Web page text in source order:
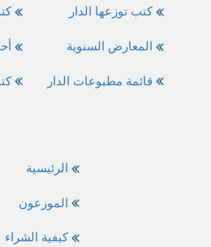
كتب توزعها الدار
المعارض السنوية
قائمة مطبوعات الدار
الرئيسية
الموزعون
كيفية الشراء